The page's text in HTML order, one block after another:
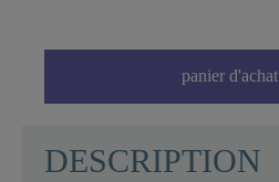
panier d'achat
DESCRIPTION